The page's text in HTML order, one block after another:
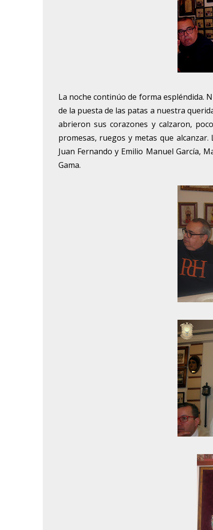
La noche continúo de forma espléndida.
de la puesta de las patas a nuestra
abrieron sus corazones y calzaron,
promesas, ruegos y metas que
Juan Fernando y Emilio Manuel García,
Gama.